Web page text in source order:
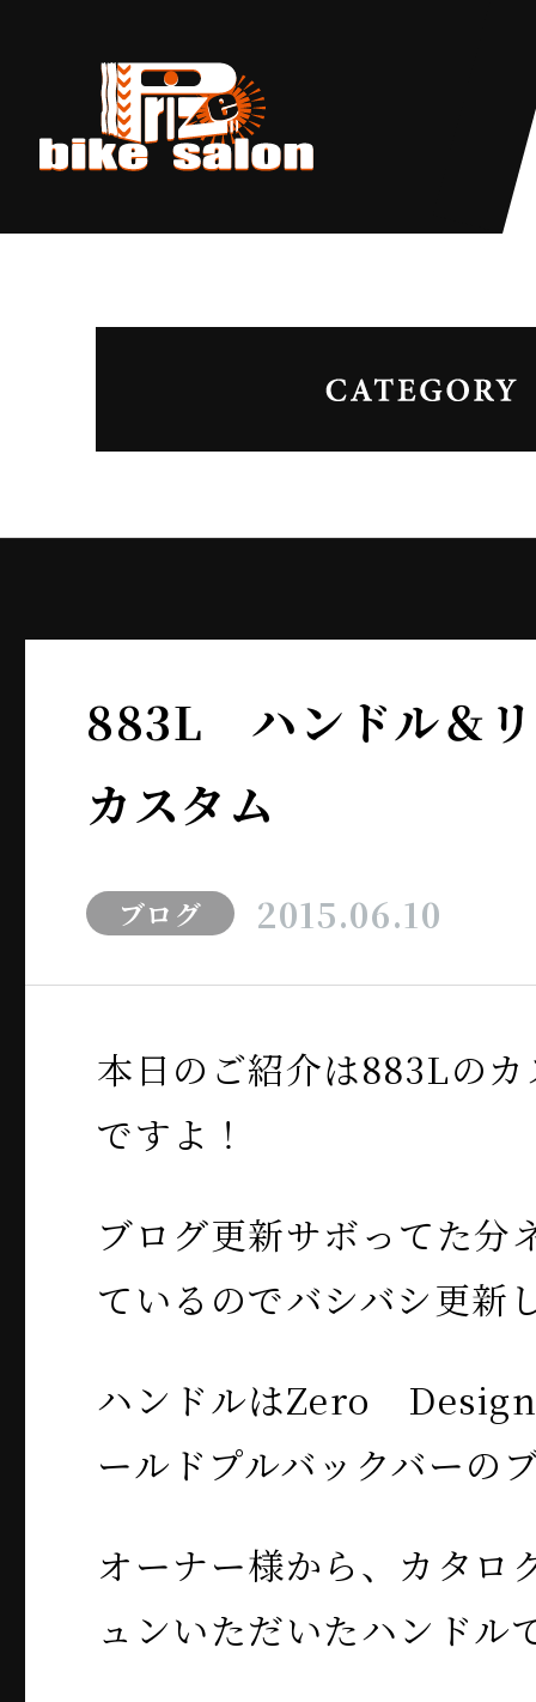
883L ハンドル＆リ
カスタム
ブログ 2015.06.10
本日のご紹介は883Lの
ですよ！
ブログ更新サボってた分
ているのでバシバシ更新
ハンドルはZero
ールドプルバックバーの
オーナー様から、カタロ
ュンいただいたハンドル